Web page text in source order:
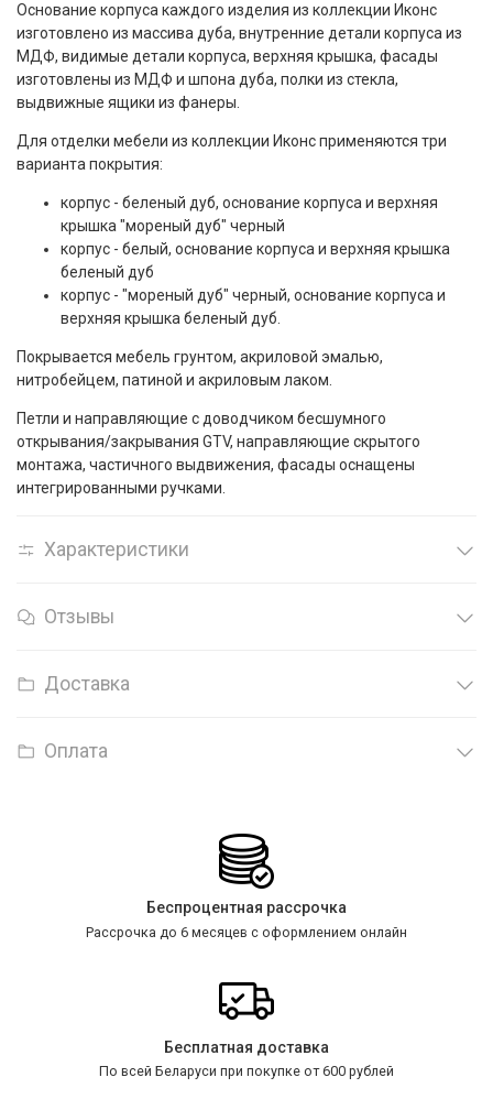
Основание корпуса каждого изделия из коллекции Иконс
изготовлено из массива дуба, внутренние детали корпуса из
МДФ, видимые детали корпуса, верхняя крышка, фасады
изготовлены из МДФ и шпона дуба, полки из стекла,
выдвижные ящики из фанеры.
Для отделки мебели из коллекции Иконс применяются три
варианта покрытия:
корпус - беленый дуб, основание корпуса и верхняя
крышка "мореный дуб" черный
корпус - белый, основание корпуса и верхняя крышка
беленый дуб
корпус - "мореный дуб" черный, основание корпуса и
верхняя крышка беленый дуб.
Покрывается мебель грунтом, акриловой эмалью,
нитробейцем, патиной и акриловым лаком.
Петли и направляющие с доводчиком бесшумного
открывания/закрывания GTV, направляющие скрытого
монтажа, частичного выдвижения, фасады оснащены
интегрированными ручками.
Характеристики
Отзывы
Доставка
Оплата
Беспроцентная рассрочка
Рассрочка до 6 месяцев с оформлением онлайн
Бесплатная доставка
По всей Беларуси при покупке от 600 рублей